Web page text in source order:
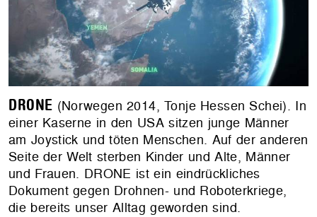
DRONE (Norwegen 2014, Tonje Hessen Schei). In
einer Kaserne in den USA sitzen junge Männer
am Joystick und töten Menschen. Auf der anderen
Seite der Welt sterben Kinder und Alte, Männer
und Frauen. DRONE ist ein eindrückliches
Dokument gegen Drohnen- und Roboterkriege,
die bereits unser Alltag geworden sind.